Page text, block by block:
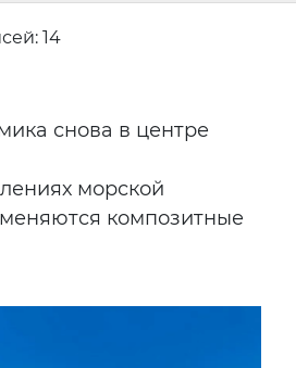
14
снова в центре
морской
композитные